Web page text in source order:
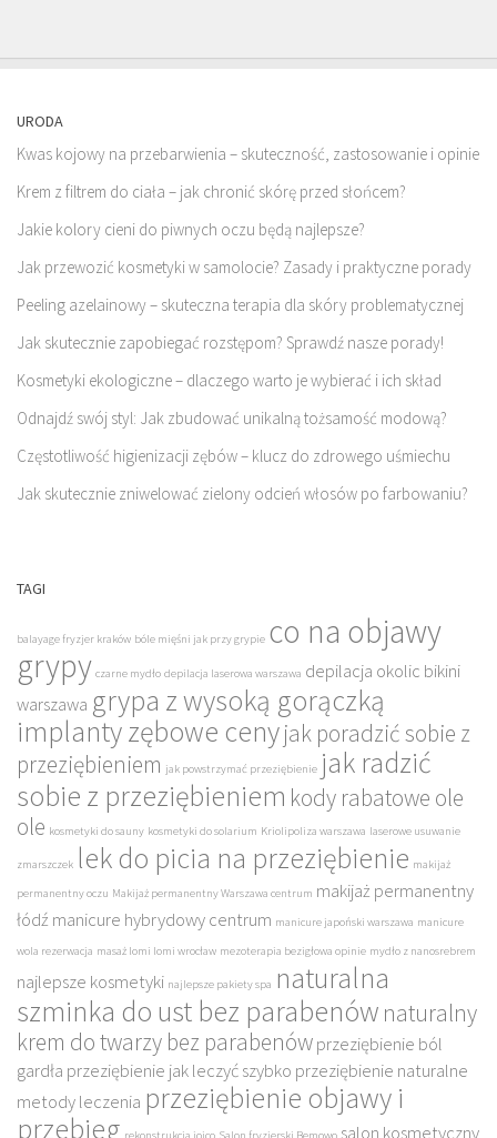
URODA
Kwas kojowy na przebarwienia – skuteczność, zastosowanie i opinie
Krem z filtrem do ciała – jak chronić skórę przed słońcem?
Jakie kolory cieni do piwnych oczu będą najlepsze?
Jak przewozić kosmetyki w samolocie? Zasady i praktyczne porady
Peeling azelainowy – skuteczna terapia dla skóry problematycznej
Jak skutecznie zapobiegać rozstępom? Sprawdź nasze porady!
Kosmetyki ekologiczne – dlaczego warto je wybierać i ich skład
Odnajdź swój styl: Jak zbudować unikalną tożsamość modową?
Częstotliwość higienizacji zębów – klucz do zdrowego uśmiechu
Jak skutecznie zniwelować zielony odcień włosów po farbowaniu?
TAGI
balayage fryzjer kraków bóle mięśni jak przy grypie co na objawy
grypy czarne mydło depilacja laserowa warszawa depilacja okolic bikini
warszawa grypa z wysoką gorączką
implanty zębowe cenyjak poradzić sobie z
przeziębieniem jak powstrzymać przeziębienie jak radzić
sobie z przeziębieniem kody rabatowe ole
ole kosmetyki do sauny kosmetyki do solarium Kriolipoliza warszawa laserowe usuwanie
zmarszczek lek do picia na przeziębienie makijaż
permanentny oczu Makijaż permanentny Warszawa centrum makijaż permanentny
łódź manicure hybrydowy centrum manicure japoński warszawa manicure
wola rezerwacja masaż lomi lomi wrocław mezoterapia bezigłowa opinie mydło z nanosrebrem
najlepsze kosmetyki najlepsze pakiety spa naturalna
szminka do ust bez parabenów naturalny
krem do twarzy bez parabenówprzeziębienie ból
gardła przeziębienie jak leczyć szybko przeziębienie naturalne
metody leczenia przeziębienie objawy i
przebieg rekonstrukcja joico Salon fryzjerski Bemowo salon kosmetyczny